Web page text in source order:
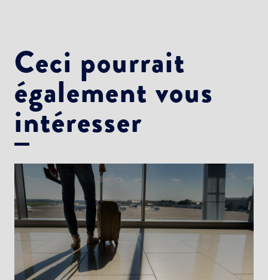
Ceci pourrait
également vous
intéresser